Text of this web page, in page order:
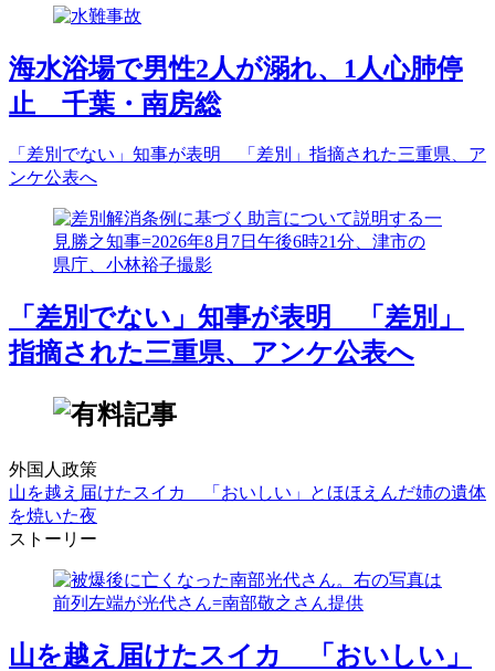
海水浴場で男性2人が溺れ、1人心肺停
止 千葉・南房総
「差別でない」知事が表明 「差別」指摘された三重県、ア
ンケ公表へ
「差別でない」知事が表明 「差別」
指摘された三重県、アンケ公表へ
外国人政策
山を越え届けたスイカ 「おいしい」とほほえんだ姉の遺体
を焼いた夜
ストーリー
山を越え届けたスイカ 「おいしい」